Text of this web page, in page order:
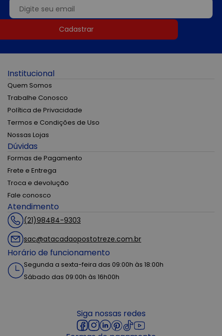
Cadastrar
Institucional
Quem Somos
Trabalhe Conosco
Política de Privacidade
Termos e Condições de Uso
Nossas Lojas
Dúvidas
Formas de Pagamento
Frete e Entrega
Troca e devolução
Fale conosco
Atendimento
(21)98484-9303
sac@atacadaopostotreze.com.br
Horário de funcionamento
Segunda a sexta-feira das 09:00h às 18:00h
Sábado das 09:00h às 16h00h
Siga nossas redes